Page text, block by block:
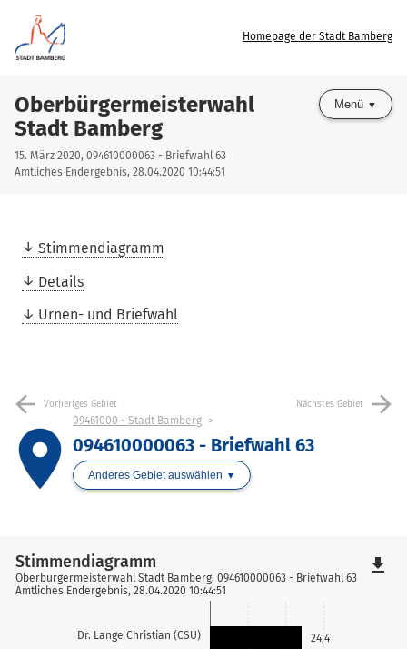
Homepage der Stadt Bamberg
Oberbürgermeisterwahl
Stadt Bamberg
15. März 2020, 094610000063 - Briefwahl 63
Amtliches Endergebnis, 28.04.2020 10:44:51
Menü
Stimmendiagramm
Details
Urnen- und Briefwahl
arrow_back Vorheriges Gebiet Nächstes Gebiet arrow_forward
place
09461000 - Stadt Bamberg
094610000063 - Briefwahl 63
Anderes Gebiet auswählen
Dr. Lange Christian (CSU) 24,4
Stimmendiagramm
Oberbürgermeisterwahl Stadt Bamberg, 094610000063 - Briefwahl 63
Amtliches Endergebnis, 28.04.2020 10:44:51
file_download